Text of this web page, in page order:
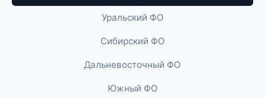
Уральский ФО
Сибирский ФО
Дальневосточный ФО
Южный ФО